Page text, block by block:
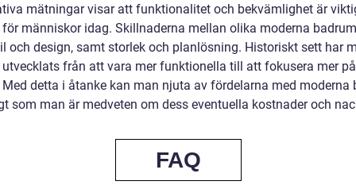
mätningar visar att funktionalitet och bekvämlighet är
människor idag. Skillnaderna mellan olika moderna
och design, samt storlek och planlösning. Historiskt sett har
från att vara mer funktionella till att fokusera mer
detta i åtanke kan man njuta av fördelarna med moderna
som man är medveten om dess eventuella kostnader och
FAQ